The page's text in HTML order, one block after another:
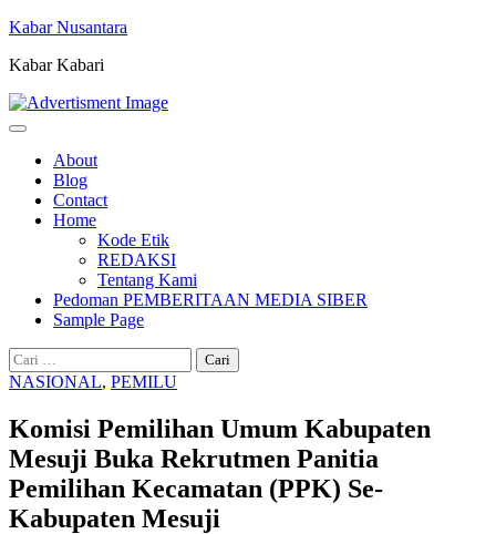
Skip
content
Kabar Nusantara
Kabar Kabari
About
Blog
Contact
Home
Kode Etik
REDAKSI
Tentang Kami
Pedoman PEMBERITAAN MEDIA SIBER
Sample Page
Cari
untuk:
NASIONAL, PEMILU
Komisi Pemilihan Umum Kabupaten
Mesuji Buka Rekrutmen Panitia
Pemilihan Kecamatan (PPK) Se-
Kabupaten Mesuji